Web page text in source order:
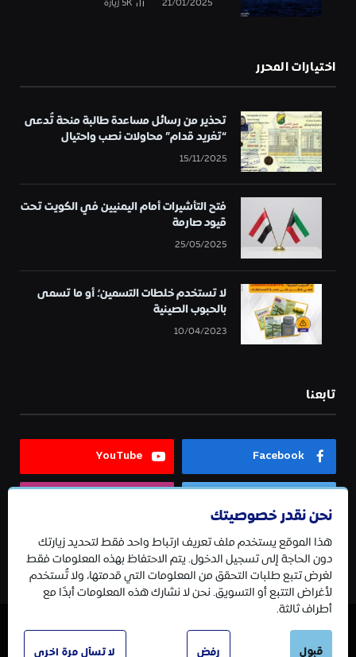
21/01/2025
5Kزيارة
اختيارات المحرر
تحذير من رسائل مساعدة طالبة منحة تُدعى
“تغريد قدام” محاولات نصب واحتيال
15/11/2025
فتح التأشيرات أمام اليمنيين في الكويت تحت
قيود صارمة
25/05/2025
لا تستخدم خلطات التسمين؛ أو ما تسمى
بالحبوب الصينية
10/04/2023
تابعنا
Facebook
YouTube
Telegram
نحن نقدر خصوصيتك
هذا الموقع يستخدم ملف تعريف ارتباط واحد فقط لتحديد زيارتك
دون الحاجة إلى تسجيل الدخول. يتم الاحتفاظ بهذه المعلومات فقط
لغرض تتبع طلبات التحقق من المعلومات التي قدمتها، ولا تُستخدم
لأغراض التتبع أو التسويق. نحن لا نشارك هذه المعلومات أبدًا مع
أطراف ثالثة.
قبول رفض لا تسأل مرة اخرى